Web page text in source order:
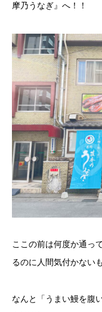
摩乃うなぎ』へ！！
ここの前は何度か通っ
るのに人間気付かない
なんと「うまい鰻を腹